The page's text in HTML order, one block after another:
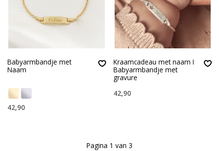
Babyarmbandje met
Naam
42,90
Kraamcadeau met naam I
Babyarmbandje met
gravure
42,90
Pagina 1 van 3